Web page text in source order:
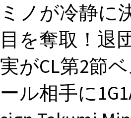
ミノが冷静に
目を奪取！退
実がCL第2節
ール相手に